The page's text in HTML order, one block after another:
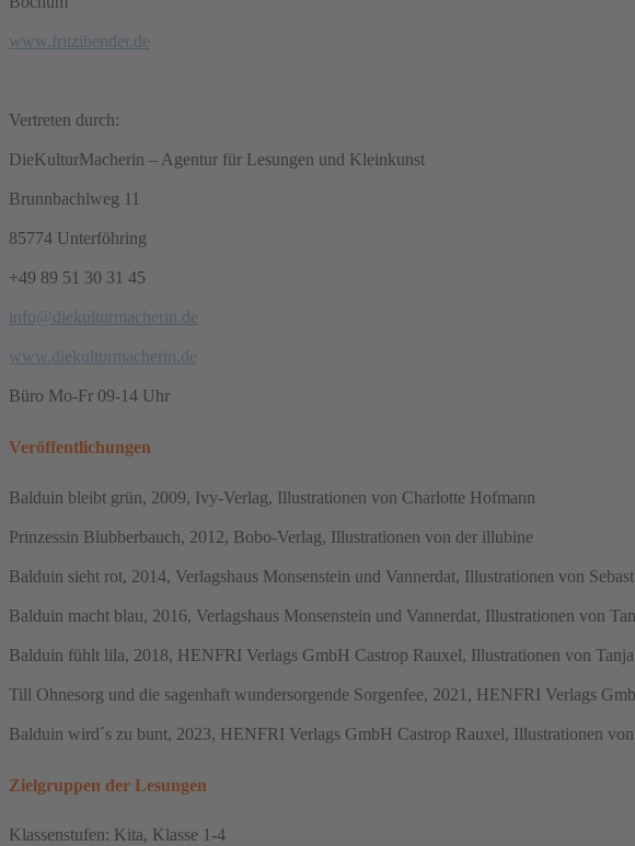
www.fritzibender.de
Vertreten durch:
DieKulturMacherin – Agentur für Lesungen und Kleinkunst
Brunnbachlweg 11
85774 Unterföhring
+49 89 51 30 31 45
info@diekulturmacherin.de
www.diekulturmacherin.de
Büro Mo-Fr 09-14 Uhr
Veröffentlichungen
Balduin bleibt grün, 2009, Ivy-Verlag, Illustrationen von Charlotte Hofmann
Prinzessin Blubberbauch, 2012, Bobo-Verlag, Illustrationen von der illubine
Balduin sieht rot, 2014, Verlagshaus Monsenstein und Vannerdat, Illustrationen von
Balduin macht blau, 2016, Verlagshaus Monsenstein und Vannerdat, Illustrationen von
Balduin fühlt lila, 2018, HENFRI Verlags GmbH Castrop Rauxel, Illustrationen von
Till Ohnesorg und die sagenhaft wundersorgende Sorgenfee, 2021, HENFRI Verlags
Balduin wird´s zu bunt, 2023, HENFRI Verlags GmbH Castrop Rauxel, Illustrationen
Zielgruppen der Lesungen
Klassenstufen: Kita, Klasse 1-4